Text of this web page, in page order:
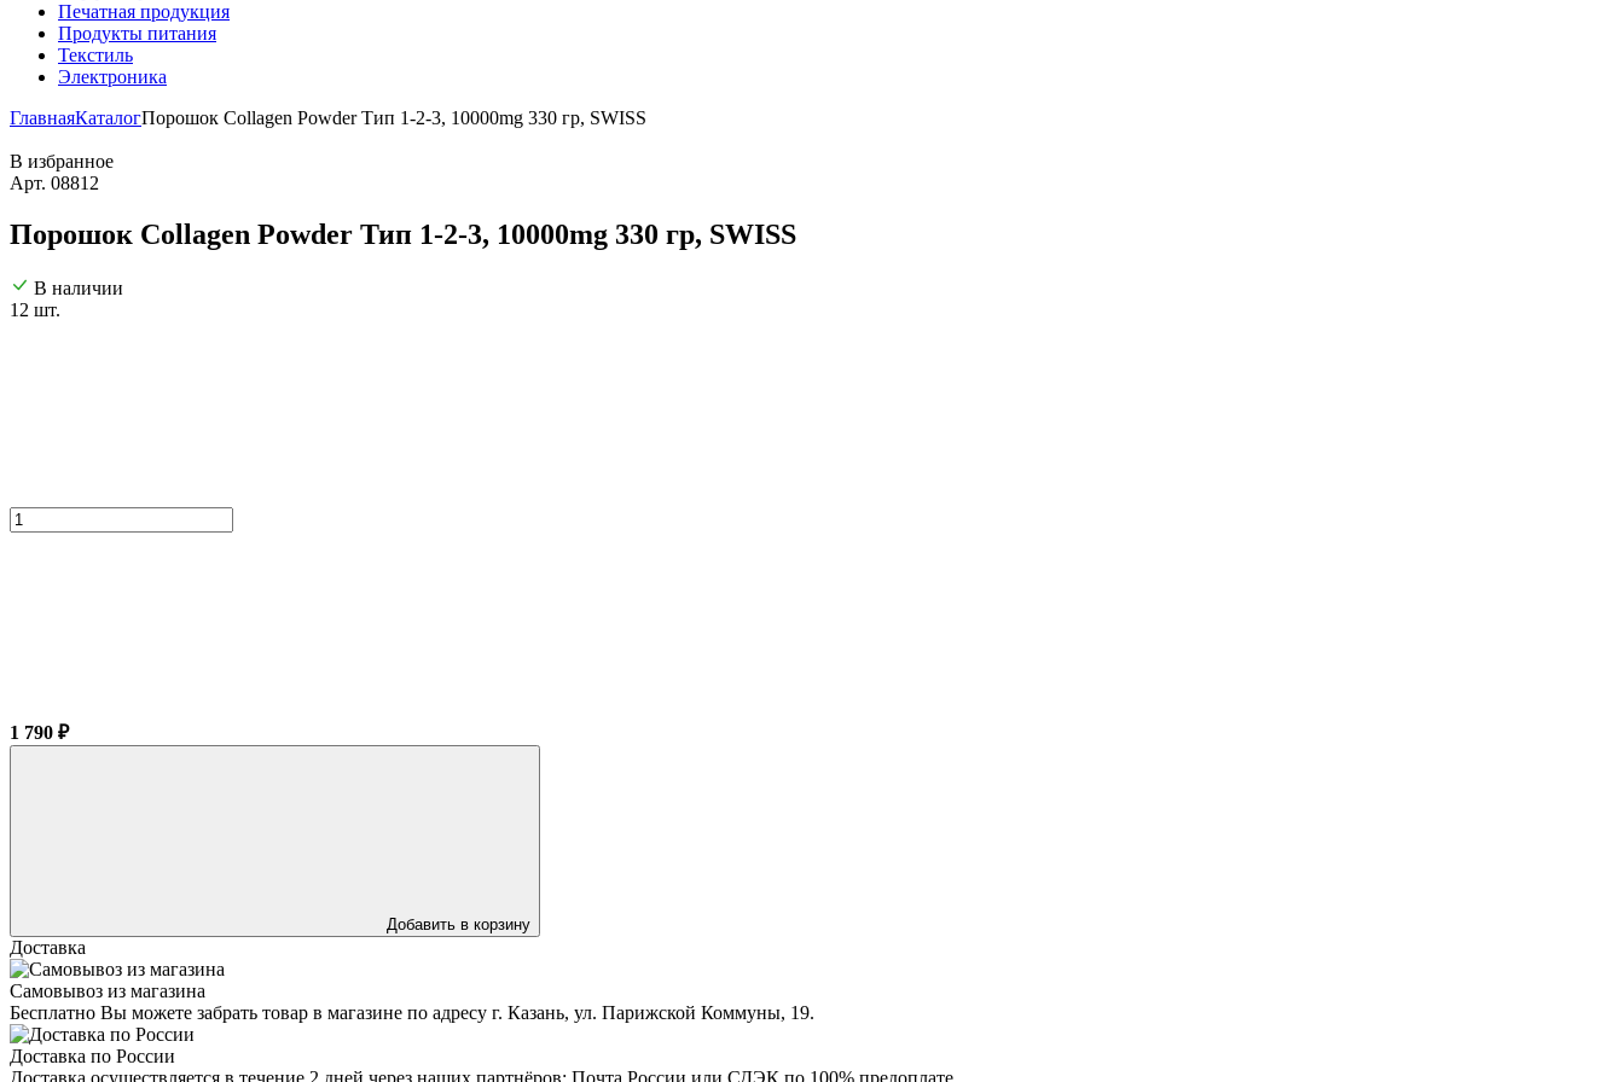
Печатная продукция
Продукты питания
Текстиль
Электроника
ГлавнаяКаталогПорошок Collagen Powder Тип 1-2-3, 10000mg 330 гр, SWISS
В избранное
Арт. 08812
Порошок Collagen Powder Тип 1-2-3, 10000mg 330 гр, SWISS
В наличии
12 шт.
1 790 ₽
Добавить в корзину
Доставка
Самовывоз из магазина
Бесплатно Вы можете забрать товар в магазине по адресу г. Казань, ул. Парижской Коммуны, 19.
Доставка по России
Доставка осуществляется в течение 2 дней через наших партнёров: Почта России или СДЭК по 100% предоплате.